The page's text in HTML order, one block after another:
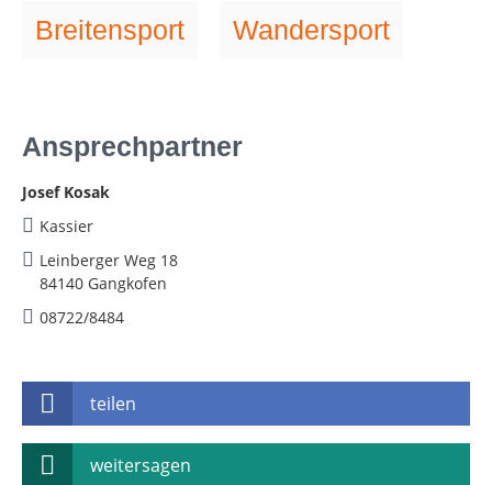
Breitensport Wandersport
Ansprechpartner
Josef Kosak
Kassier
Leinberger Weg 18
84140 Gangkofen
08722/8484
teilen
weitersagen